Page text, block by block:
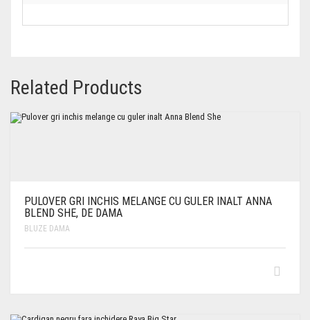
Related Products
PULOVER GRI INCHIS MELANGE CU GULER INALT ANNA
BLEND SHE, DE DAMA
BLUZE DAMA